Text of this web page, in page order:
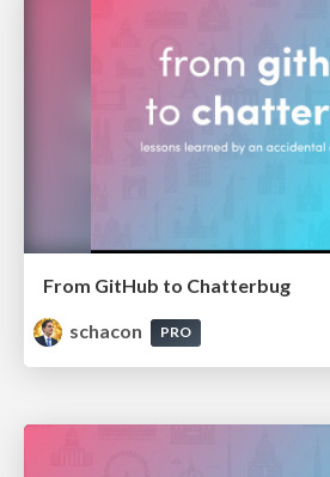
From GitHub to Chatterbug
schacon
PRO